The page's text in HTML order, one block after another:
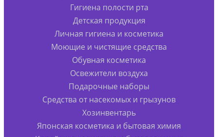
Гигиена полости рта
Детская продукция
Личная гигиена и косметика
Моющие и чистящие средства
Обувная косметика
Освежители воздуха
Подарочные наборы
Средства от насекомых и грызунов
Хозинвентарь
Японская косметика и бытовая химия